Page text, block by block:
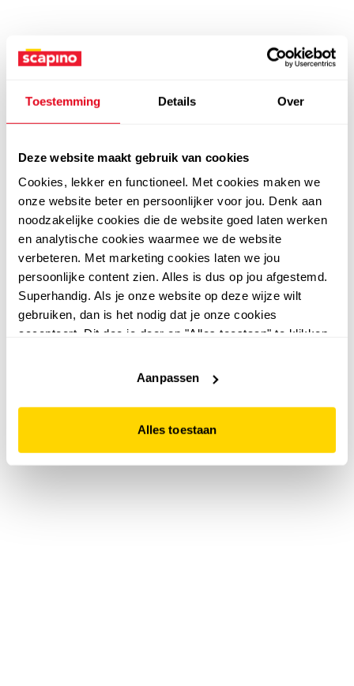
Toestemming Details Over
Deze website maakt gebruik van cookies
Cookies, lekker en functioneel. Met cookies maken we
onze website beter en persoonlijker voor jou. Denk aan
noodzakelijke cookies die de website goed laten werken
en analytische cookies waarmee we de website
verbeteren. Met marketing cookies laten we jou
persoonlijke content zien. Alles is dus op jou afgestemd.
Superhandig. Als je onze website op deze wijze wilt
gebruiken, dan is het nodig dat je onze cookies
accepteert. Dit doe je door op "Alles toestaan" te klikken.
website niet optimaal functioneert.
Aanpassen
Alles toestaan